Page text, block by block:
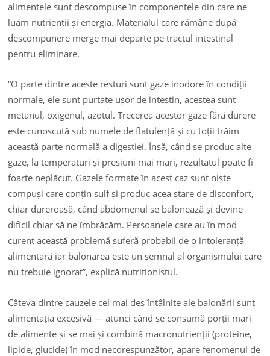
alimentele sunt descompuse în componentele din care ne
luăm nutrienții și energia. Materialul care rămâne după
descompunere merge mai departe pe tractul intestinal
pentru eliminare.
“O parte dintre aceste resturi sunt gaze inodore în condiții
normale, ele sunt purtate ușor de intestin, acestea sunt
metanul, oxigenul, azotul. Trecerea acestor gaze fără durere
este cunoscută sub numele de flatulență și cu toții trăim
această parte normală a digestiei. Însă, când se produc alte
gaze, la temperaturi și presiuni mai mari, rezultatul poate fi
foarte neplăcut. Gazele formate în acest caz sunt niște
compuși care conțin sulf și produc acea stare de disconfort,
chiar dureroasă, când abdomenul se balonează și devine
dificil chiar să ne îmbrăcăm. Persoanele care au în mod
curent această problemă suferă probabil de o intoleranță
alimentară iar balonarea este un semnal al organismului care
nu trebuie ignorat”, explică nutriționistul.
Câteva dintre cauzele cel mai des întâlnite ale balonării sunt
alimentația excesivă — atunci când se consumă porții mari
de alimente și se mai și combină macronutrienții (proteine,
lipide, glucide) în mod necorespunzător, apare fenomenul de